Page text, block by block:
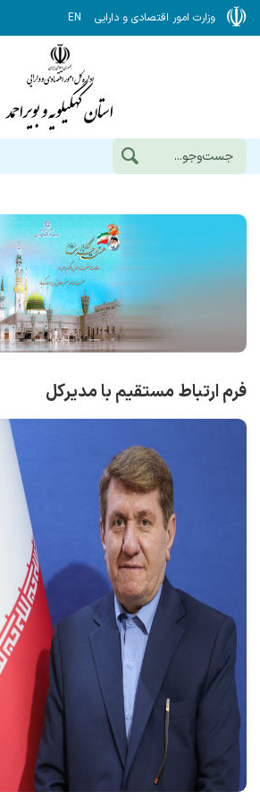
وزارت امور اقتصادی و دارایی EN
فرم ارتباط مستقیم با مدیرکل